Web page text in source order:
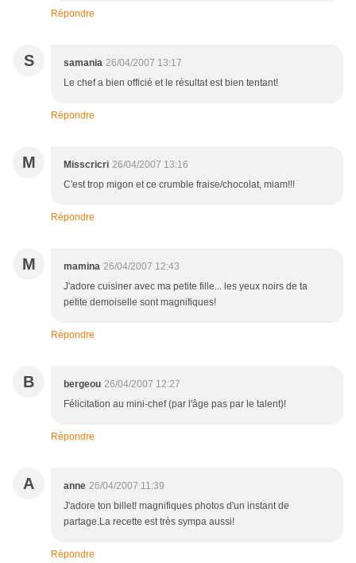
Répondre
S samania 26/04/2007 13:17
Le chef a bien officié et le résultat est bien tentant!
Répondre
M Misscricri 26/04/2007 13:16
C'est trop migon et ce crumble fraise/chocolat, miam!!!
Répondre
M mamina 26/04/2007 12:43
J'adore cuisiner avec ma petite fille... les yeux noirs de ta
petite demoiselle sont magnifiques!
Répondre
B bergeou 26/04/2007 12:27
Félicitation au mini-chef (par l'âge pas par le talent)!
Répondre
A anne 26/04/2007 11:39
J'adore ton billet! magnifiques photos d'un instant de
partage.La recette est très sympa aussi!
Répondre